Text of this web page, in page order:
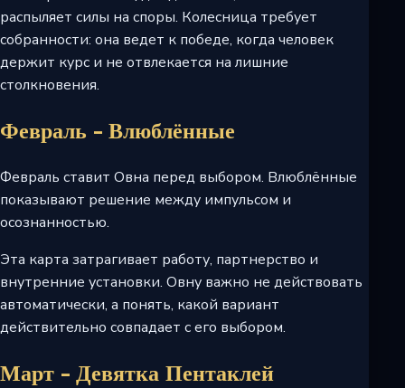
распыляет силы на споры. Колесница требует
собранности: она ведет к победе, когда человек
держит курс и не отвлекается на лишние
столкновения.
Февраль - Влюблённые
Февраль ставит Овна перед выбором. Влюблённые
показывают решение между импульсом и
осознанностью.
Эта карта затрагивает работу, партнерство и
внутренние установки. Овну важно не действовать
автоматически, а понять, какой вариант
действительно совпадает с его выбором.
Март - Девятка Пентаклей